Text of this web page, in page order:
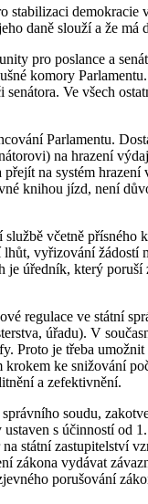
stabilizaci demokracie
daně slouží a že
pro poslance a
komory
senátora. Ve všech
Parlamentu.
na hrazení
přejít na systém
knihou jízd, není
službě včetně
vyřizování žádostí
je úředník, který
regulace ve státní
úřadu). V
Proto je třeba
krokem ke snižování
a zefektivnění.
soudu,
s účinností od
státní zastupitelství
zákona vydávat
porušování